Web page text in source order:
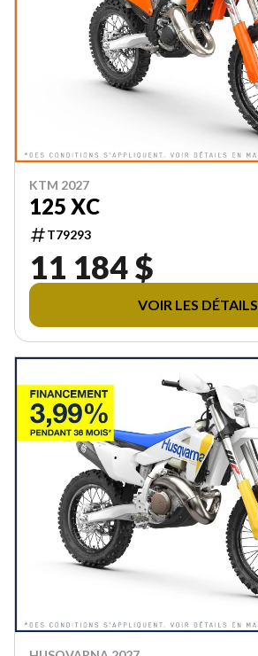
KTM 2027
125 XC
T79293
11 184 $
VOIR LES DÉTAILS